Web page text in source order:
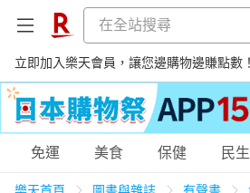
立即加入樂天會員，讓您邊購物邊賺點數！
購物網分類
免運 美食 保健 民